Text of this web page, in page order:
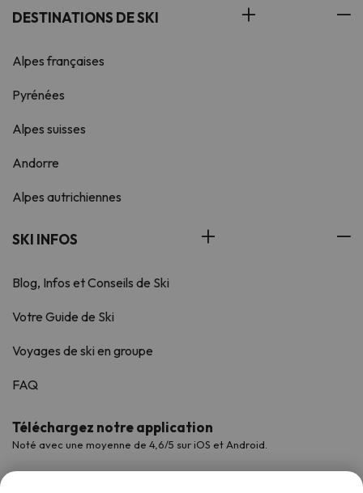
DESTINATIONS DE SKI
Alpes françaises
Pyrénées
Alpes suisses
Andorre
Alpes autrichiennes
SKI INFOS
Blog, Infos et Conseils de Ski
Votre Guide de Ski
Voyages de ski en groupe
FAQ
Téléchargez notre application
Noté avec une moyenne de 4,6/5 sur iOS et Android.